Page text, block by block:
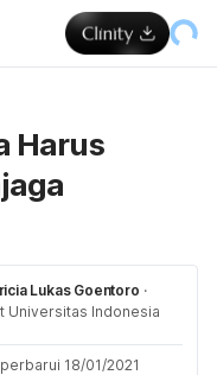
Harus
Lukas Goentoro ·
Universitas Indonesia
18/01/2021